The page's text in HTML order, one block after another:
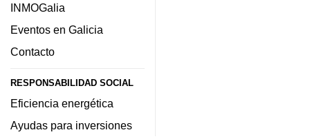
INMOGalia
Eventos en Galicia
Contacto
RESPONSABILIDAD SOCIAL
Eficiencia energética
Ayudas para inversiones